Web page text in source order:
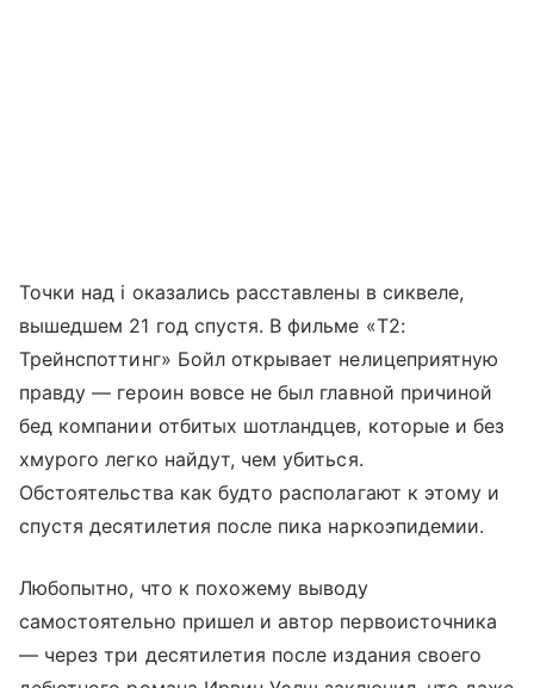
Точки над i оказались расставлены в сиквеле,
вышедшем 21 год спустя. В фильме «T2:
Трейнспоттинг» Бойл открывает нелицеприятную
правду — героин вовсе не был главной причиной
бед компании отбитых шотландцев, которые и без
хмурого легко найдут, чем убиться.
Обстоятельства как будто располагают к этому и
спустя десятилетия после пика наркоэпидемии.
Любопытно, что к похожему выводу
самостоятельно пришел и автор первоисточника
— через три десятилетия после издания своего